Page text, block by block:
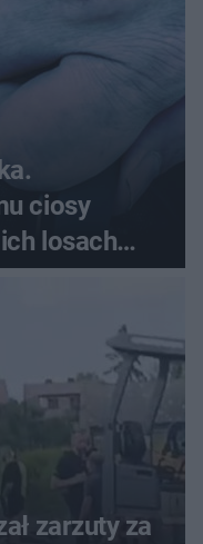
ciosy
losach
zarzuty za